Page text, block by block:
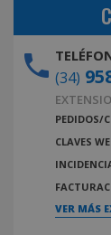
(34)
PEDIDOS/
CLAVES
VER MÁS